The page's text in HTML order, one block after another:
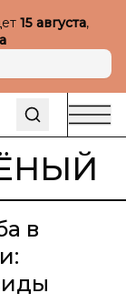
15 августа,
в